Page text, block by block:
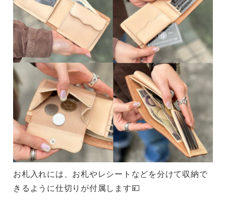
お札入れには、お札やレシートなどを分けて収納で
きるように仕切りが付属します💴